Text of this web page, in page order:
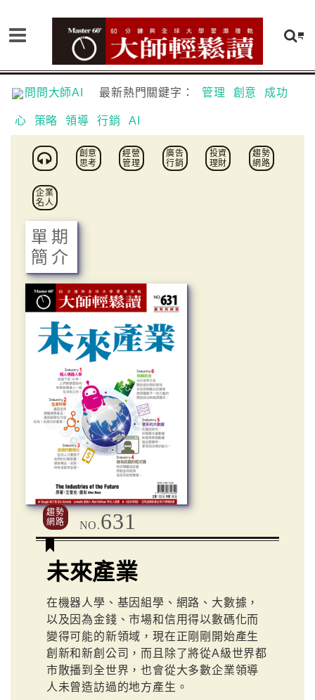
問問大師AI 最新熱門關鍵字： 管理 創意 成功
心 策略 領導 行銷 AI
創意
思考
經營
管理
廣告
行銷
投資
理財
趨勢
網路
企業
名人
單期
簡介
趨勢
網路
NO.631
未來產業
在機器人學、基因組學、網路、大數據，
以及因為金錢、市場和信用得以數碼化而
變得可能的新領域，現在正剛剛開始產生
創新和新創公司，而且除了將從A級世界都
市散播到全世界，也會從大多數企業領導
人未曾造訪過的地方產生。